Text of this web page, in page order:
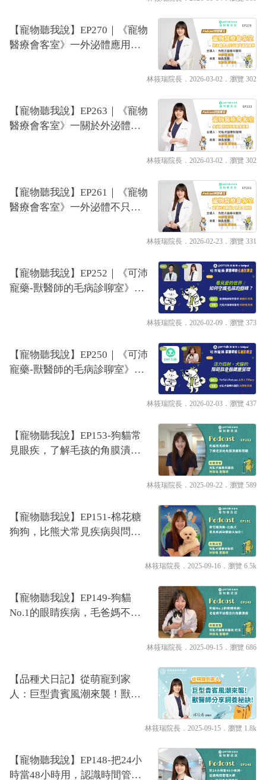
【寵物聽我說】EP270｜《寵物
醫療會客室》一外泌體應用於
林筱瑞院長 ．2026-03-02． 瀏覽 302
【寵物聽我說】EP263｜《寵物
醫療會客室》一關於外泌體的
林筱瑞院長 ．2026-03-02． 瀏覽 302
【寵物聽我說】EP261｜《寵物
醫療會客室》一外泌體不只是
林筱瑞院長 ．2026-02-23． 瀏覽 331
【寵物聽我說】EP252｜《可沛
寵藥-獸醫師的毛病診聊室》看
林筱瑞院長 ．2026-02-09． 瀏覽 373
【寵物聽我說】EP250｜《可沛
寵藥-獸醫師的毛病診聊室》活
林筱瑞院長 ．2026-02-03． 瀏覽 437
【寵物聽我說】EP153-狗貓常
見眼疾，了解毛孩的角膜潰瘍
林筱瑞院長 ．2025-09-22． 瀏覽 589
【寵物聽我說】EP151-棉花糖
狗狗，比熊犬常見疾病與問題
林筱瑞院長 ．2025-09-16． 瀏覽 6.5k
【寵物聽我說】EP149-狗貓
No.1的眼睛疾病，毛爸媽不該
林筱瑞院長 ．2025-09-15． 瀏覽 686
【品種犬日記】從萌寵到家
人：巨型貴賓風潮來襲！獸醫
林筱瑞院長 ．2025-09-15． 瀏覽 1.8k
【寵物聽我說】EP148-把24小
時當48小時用，認識時間管理